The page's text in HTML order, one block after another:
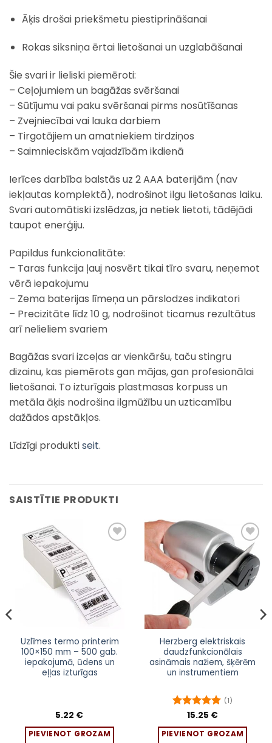
Āķis drošai priekšmetu piestiprināšanai
Rokas siksniņa ērtai lietošanai un uzglabāšanai
Šie svari ir lieliski piemēroti:
– Ceļojumiem un bagāžas svēršanai
– Sūtījumu vai paku svēršanai pirms nosūtīšanas
– Zvejniecībai vai lauka darbiem
– Tirgotājiem un amatniekiem tirdziņos
– Saimnieciskām vajadzībām ikdienā
Ierīces darbība balstās uz 2 AAA baterijām (nav
iekļautas komplektā), nodrošinot ilgu lietošanas laiku.
Svari automātiski izslēdzas, ja netiek lietoti, tādējādi
taupot enerģiju.
Papildus funkcionalitāte:
– Taras funkcija ļauj nosvērt tikai tīro svaru, neņemot
vērā iepakojumu
– Zema baterijas līmeņa un pārslodzes indikatori
– Precizitāte līdz 10 g, nodrošinot ticamus rezultātus
arī nelieliem svariem
Bagāžas svari izceļas ar vienkāršu, taču stingru
dizainu, kas piemērots gan mājas, gan profesionālai
lietošanai. To izturīgais plastmasas korpuss un
metāla āķis nodrošina ilgmūžību un uzticamību
dažādos apstākļos.
Līdzīgi produktiseit.
SAISTĪTIE PRODUKTI
sarakstam
Uzlīmes termo printerim
100×150 mm – 500 gab.
iepakojumā, ūdens un
eļļas izturīgas
5.22 €
PIEVIENOT GROZAM
Pievienot
sarakstam
Herzberg elektriskais
daudzfunkcionālais
asināmais nažiem, šķērēm
un instrumentiem
Novērtēts
(1)
15.25 €
PIEVIENOT GROZAM